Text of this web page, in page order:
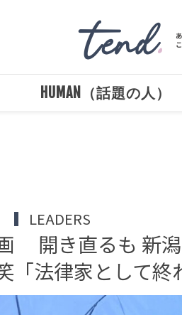
HUMAN（話題の人）
LEADERS
開き直るも 新
法律家として終